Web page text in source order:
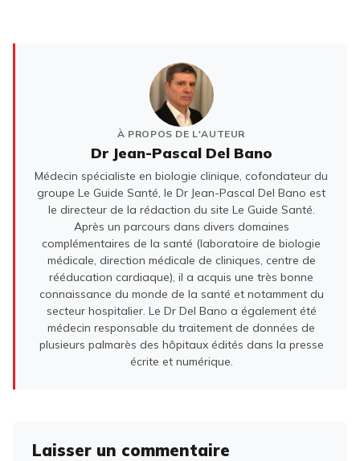
À PROPOS DE L'AUTEUR
Dr Jean-Pascal Del Bano
Médecin spécialiste en biologie clinique, cofondateur du
groupe Le Guide Santé, le Dr Jean-Pascal Del Bano est
le directeur de la rédaction du site Le Guide Santé.
Après un parcours dans divers domaines
complémentaires de la santé (laboratoire de biologie
médicale, direction médicale de cliniques, centre de
rééducation cardiaque), il a acquis une très bonne
connaissance du monde de la santé et notamment du
secteur hospitalier. Le Dr Del Bano a également été
médecin responsable du traitement de données de
plusieurs palmarès des hôpitaux édités dans la presse
écrite et numérique.
Laisser un commentaire